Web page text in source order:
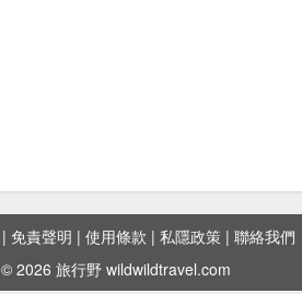
| 免責聲明 | 使用條款 | 私隱政策 | 聯絡我們
© 2026 旅行野 wildwildtravel.com